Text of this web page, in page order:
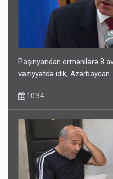
Paşinyandan ermənilərə 8
vəziyyətdə idik,
10:34